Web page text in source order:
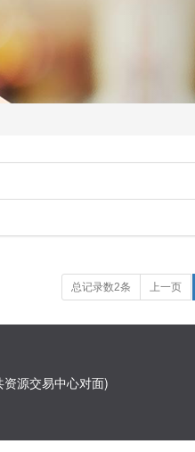
总记录数2条 上一页
源交易中心对面)